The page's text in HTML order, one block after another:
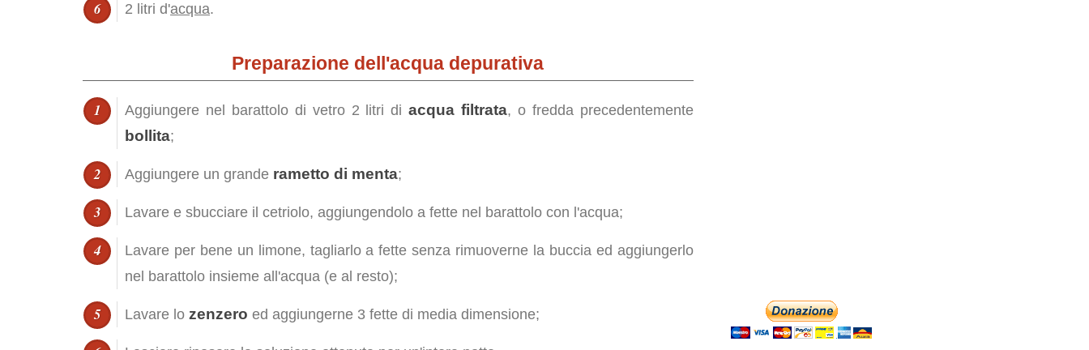
2 litri d'acqua.
Preparazione dell'acqua depurativa
Aggiungere nel barattolo di vetro 2 litri diacqua filtrata, o fredda precedentemente
bollita;
Aggiungere un grande rametto di menta;
Lavare e sbucciare il cetriolo, aggiungendolo a fette nel barattolo con l'acqua;
Lavare per bene un limone, tagliarlo a fette senza rimuoverne la buccia ed aggiungerlo
nel barattolo insieme all'acqua (e al resto);
Lavare lo zenzero ed aggiungerne 3 fette di media dimensione;